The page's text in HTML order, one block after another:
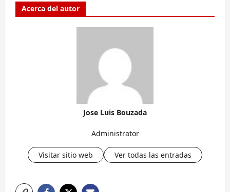
Acerca del autor
Jose Luis Bouzada
Administrator
Visitar sitio web Ver todas las entradas